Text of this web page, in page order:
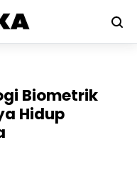
Biometrik
Hidup